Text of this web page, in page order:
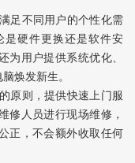
足不同用户的个性化需
是硬件更换还是软件安
为用户提供系统优化、
焕发新生。
原则，提供快速上门服
修人员进行现场维修，
正，不会额外收取任何